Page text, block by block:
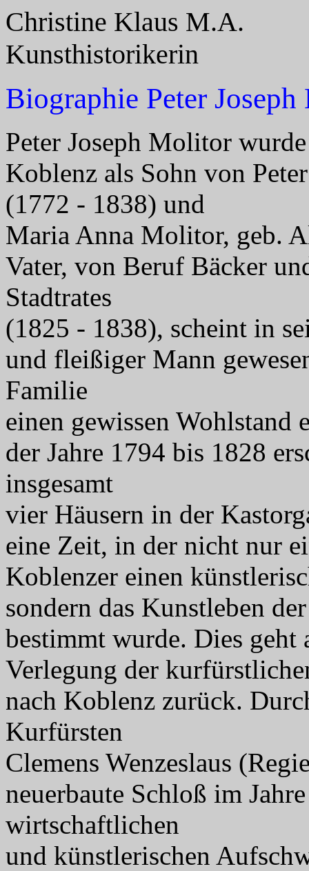
Christine Klaus M.A.
Kunsthistorikerin
Biographie Peter
Peter Joseph Molitor
Koblenz als Sohn von
(1772 - 1838) und
Maria Anna Molitor, geb.
Vater, von Beruf Bäcker
Stadtrates
(1825 - 1838), scheint in
und fleißiger Mann
Familie
einen gewissen Wohlstand
der Jahre 1794 bis 1828
insgesamt
vier Häusern in der
eine Zeit, in der nicht nur
Koblenzer einen
sondern das Kunstleben
bestimmt wurde. Dies geht
Verlegung der
nach Koblenz zurück.
Kurfürsten
Clemens Wenzeslaus
neuerbaute Schloß im
wirtschaftlichen
und künstlerischen